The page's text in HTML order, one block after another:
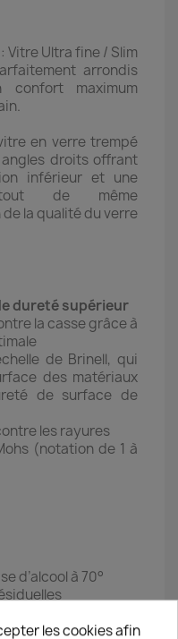
: Vitre Ultra fine / Slim
arrondis
maximum
en verre trempé
droits offrant
inférieur et une
de même
la qualité du verre
dureté supérieur
la casse grâce à
de Brinell, qui
des matériaux
de surface de
les rayures
(notation de 1 à
d’alcool à 70°
les cookies afin